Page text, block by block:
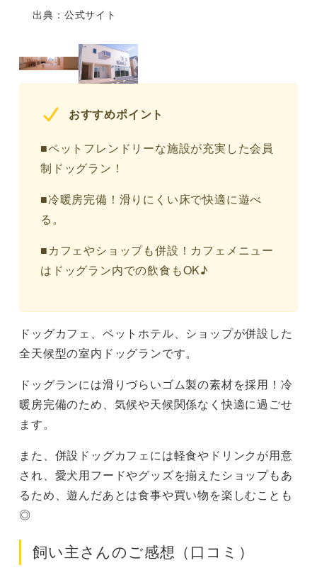
出典：公式サイト
おすすめポイント
■ペットフレンドリーな施設が充実した会員
制ドッグラン！
■冷暖房完備！滑りにくい床で快適に遊べ
る。
■カフェやショップも併設！カフェメニュー
はドッグラン内での飲食もOK♪
ドッグカフェ、ペットホテル、ショップが併設した
全天候型の室内ドッグランです。
ドッグランには滑りづらいゴム製の素材を採用！冷
暖房完備のため、気候や天候関係なく快適に過ごせ
ます。
また、併設ドッグカフェには軽食やドリンクが用意
され、愛犬用フードやグッズを揃えたショップもあ
るため、遊んだあとは食事や買い物を楽しむことも
◎
飼い主さんのご感想（口コミ）